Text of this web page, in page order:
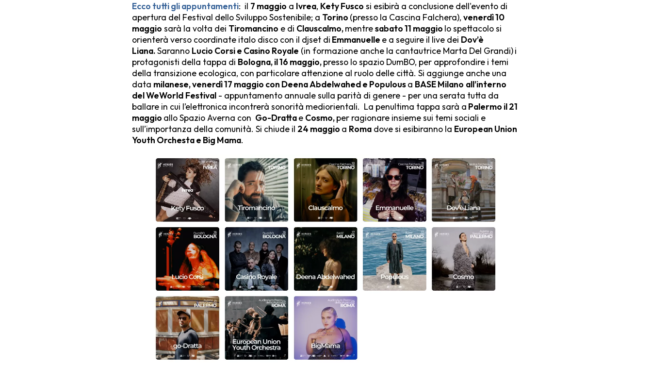
Ecco tutti gli appuntamenti: il 7 maggio a Ivrea, Kety Fusco si esibirà a conclusione dell'evento di
apertura del Festival dello Sviluppo Sostenibile; a Torino (presso la Cascina Falchera), venerdì 10
maggio sarà la volta dei Tiromancino e di Clauscalmo,mentresabato 11 maggio lo spettacolosi
orienterà verso coordinate italo disco con il djset di Emmanuelle e a seguire il live dei Dov’è
Liana.Saranno Lucio Corsi e Casino Royale (in formazione anche la cantautrice Marta Del Grandi)i
protagonisti della tappa di Bologna, il 16 maggio,presso lo spazio DumBO, per approfondire i temi
della transizione ecologica, con particolare attenzione al ruolo delle città. Si aggiunge anche una
data milanese, venerdì 17 maggio con DeenaAbdelwahede Populousa BASE Milano all’interno
del WeWorld Festival - appuntamento annuale sulla parità di genere - per una serata tutta da
ballare in cui l’elettronica incontrerà sonorità mediorientali. La penultima tappa sarà a Palermo il 21
maggio allo Spazio Averna con Go-Drattae Cosmo,per ragionare insieme sui temi sociali e
sull’importanza della comunità. Si chiude il 24 maggio a Roma dove si esibiranno la European Union
Youth Orchesta e Big Mama.